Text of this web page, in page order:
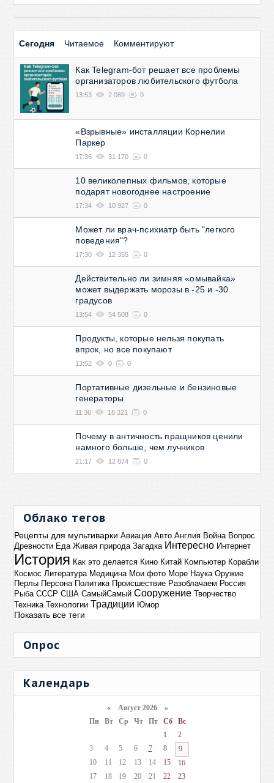
Сегодня Читаемое Комментируют
Как Telegram-бот решает все проблемы
организаторов любительского футбола
13:53 2 089 0
«Взрывные» инсталляции Корнелии
Паркер
17:36 31 170 0
10 великолепных фильмов, которые
подарят новогоднее настроение
17:34 10 927 0
Может ли врач-психиатр быть "легкого
поведения"?
17:30 12 355 0
Действительно ли зимняя «омывайка»
может выдержать морозы в -25 и -30
градусов
13:54 54 508 0
Продукты, которые нельзя покупать
впрок, но все покупают
13:52 0 0
Портативные дизельные и бензиновые
генераторы
11:36 18 321 0
Почему в античность пращников ценили
намного больше, чем лучников
21:17 12 874 0
Облако тегов
Рецепты для мультиварки Авиация Авто Англия Война Вопрос
Древности Еда Живая природа Загадка Интересно Интернет
История Как это делается Кино Китай Компьютер Корабли
Космос Литература Медицина Мои фото Море Наука Оружие
Перлы Персона Политика Происшествие Разоблачаем Россия
Рыба СССР США СамыйСамый Сооружение Творчество
Техника Технологии Традиции Юмор
Показать все теги
Опрос
Календарь
«Август 2026 »
Пн
Вт Ср Чт Пт Сб
Вс
1
2
3
4 5 6 7 8
9
10
11 12 13 14 15
16
17
18 19 20 21 22 23